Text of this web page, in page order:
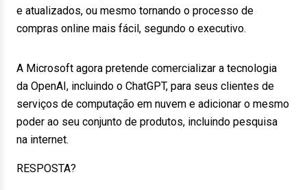
e atualizados, ou mesmo tornando o processo de
compras online mais fácil, segundo o executivo.
A Microsoft agora pretende comercializar a tecnologia
da OpenAI, incluindo o ChatGPT, para seus clientes de
serviços de computação em nuvem e adicionar o mesmo
poder ao seu conjunto de produtos, incluindo pesquisa
na internet.
RESPOSTA?